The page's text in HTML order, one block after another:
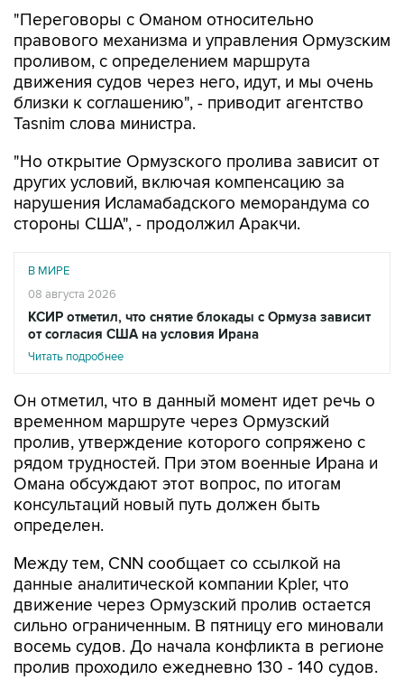
"Переговоры с Оманом относительно
правового механизма и управления Ормузским
проливом, с определением маршрута
движения судов через него, идут, и мы очень
близки к соглашению", - приводит агентство
Tasnim слова министра.
"Но открытие Ормузского пролива зависит от
других условий, включая компенсацию за
нарушения Исламабадского меморандума со
стороны США", - продолжил Аракчи.
В МИРЕ
08 августа 2026
КСИР отметил, что снятие блокады с Ормуза зависит
от согласия США на условия Ирана
Читать подробнее
Он отметил, что в данный момент идет речь о
временном маршруте через Ормузский
пролив, утверждение которого сопряжено с
рядом трудностей. При этом военные Ирана и
Омана обсуждают этот вопрос, по итогам
консультаций новый путь должен быть
определен.
Между тем, CNN сообщает со ссылкой на
данные аналитической компании Kpler, что
движение через Ормузский пролив остается
сильно ограниченным. В пятницу его миновали
восемь судов. До начала конфликта в регионе
пролив проходило ежедневно 130 - 140 судов.